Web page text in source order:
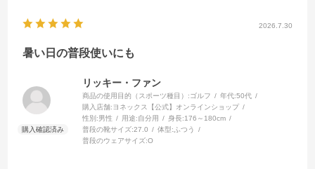
2026.7.30
暑い日の普段使いにも
リッキー・ファン
商品の使用目的（スポーツ種目）:ゴルフ 年代:50代
購入店舗: ヨネックス【公式】オンラインショップ
性別:男性 用途:自分用 身長:176～180cm
普段の靴サイズ:27.0 体型: ふつう
普段のウェアサイズ:O